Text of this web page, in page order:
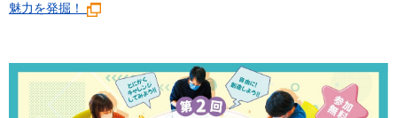
魅力を発掘！